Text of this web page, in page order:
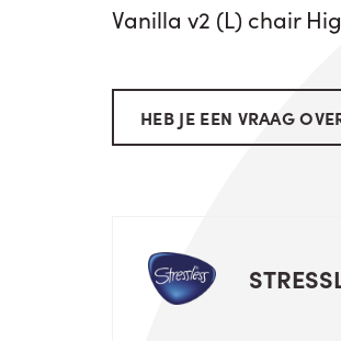
Vanilla v2 (L) chair
HEB JE EEN VRAAG